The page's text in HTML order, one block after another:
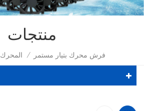
منتجات
المحرك / فرش محرك بتيار مستمر